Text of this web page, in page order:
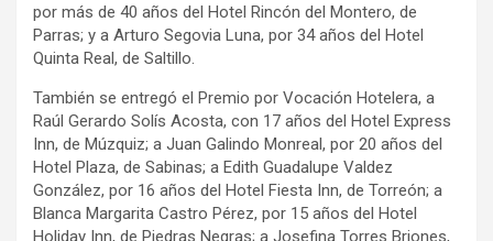
por más de 40 años del Hotel Rincón del Montero, de
Parras; y a Arturo Segovia Luna, por 34 años del Hotel
Quinta Real, de Saltillo.
También se entregó el Premio por Vocación Hotelera, a
Raúl Gerardo Solís Acosta, con 17 años del Hotel Express
Inn, de Múzquiz; a Juan Galindo Monreal, por 20 años del
Hotel Plaza, de Sabinas; a Edith Guadalupe Valdez
González, por 16 años del Hotel Fiesta Inn, de Torreón; a
Blanca Margarita Castro Pérez, por 15 años del Hotel
Holiday Inn, de Piedras Negras; a Josefina Torres Briones,